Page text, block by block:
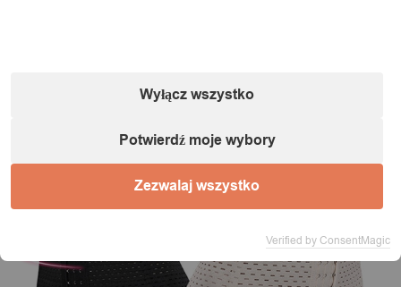
Wyłącz wszystko
Potwierdź moje wybory
Zezwalaj wszystko
Verified by ConsentMagic